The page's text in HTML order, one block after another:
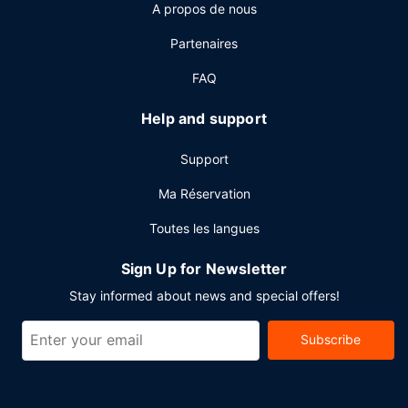
Les équipements et services proposés incluent une
réception ouverte 24 h/24, un coffre-fort à la réception et
A propos de nous
Partenaires
FAQ
Help and support
Support
Ma Réservation
Toutes les langues
Sign Up for Newsletter
Stay informed about news and special offers!
Subscribe